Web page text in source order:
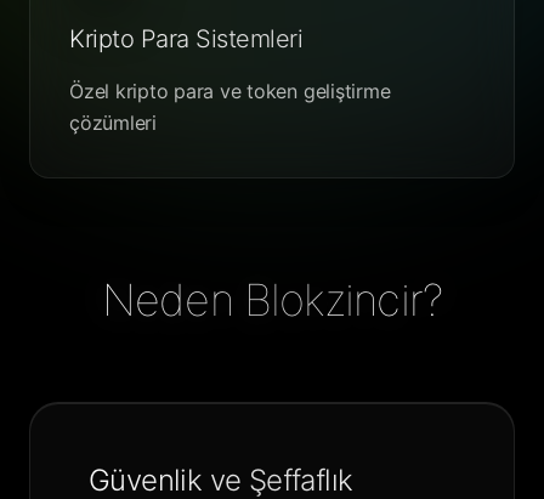
Kripto Para Sistemleri
Özel kripto para ve token geliştirme
çözümleri
Neden Blokzincir?
Güvenlik ve Şeffaflık